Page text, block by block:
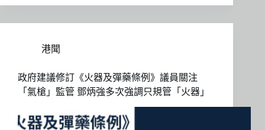
港聞
政府建議修訂《火器及彈藥條例》議員關注
「氣槍」監管 鄧炳強多次強調只規管「火器」